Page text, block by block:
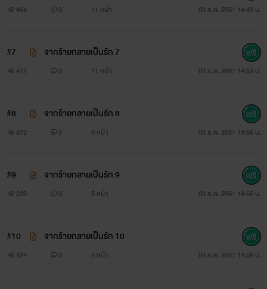
"ตอบฉันให้ชื่นใจสิ"
"
คุณคิเรียว
"อึก! อ๊ะ อร๊าาา"
เล็กโอบคอของร่างสูงไว้แน่น
464 0 11 หน้า 03 ธ.ค. 2561 14:49 น.
#7 จากร้ายกลายเป็นรัก 7
412 0 11 หน้า 03 ธ.ค. 2561 14:53 น.
#8 จากร้ายกลายเป็นรัก 8
372 0 8 หน้า 03 ธ.ค. 2561 14:55 น.
#9 จากร้ายกลายเป็นรัก 9
339 0 5 หน้า 03 ธ.ค. 2561 14:56 น.
#10 จากร้ายกลายเป็นรัก 10
324 0 5 หน้า 03 ธ.ค. 2561 14:58 น.